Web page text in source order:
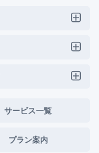
サービス一覧
プラン案内